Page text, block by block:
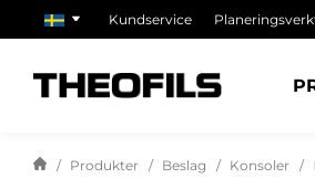
Kundservice
Produkter Beslag Konsoler